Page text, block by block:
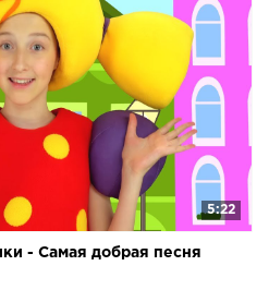
5:22
- Самая добрая песня